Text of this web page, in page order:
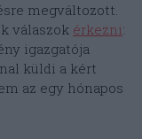
megváltozott.
válaszok érkezni:
igazgatója
küldi a kért
az egy hónapos